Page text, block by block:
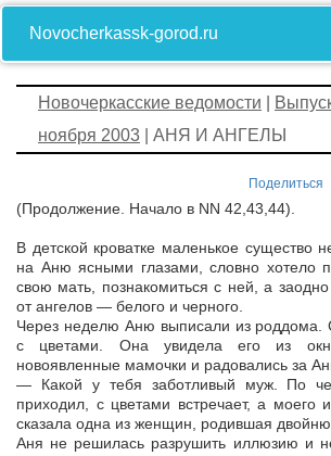
Novocherkassk-gorod.ru
Новочеркасские ведомости
ноября 2003 | АНЯ И АНГЕЛЫ
Поделиться
(Продолжение. Начало в NN 42,43,44).
В детской кроватке маленькое существо
на Аню ясными глазами, словно хотело
свою мать, познакомиться с ней, а
от ангелов — белого и черного.
Через неделю Аню выписали из роддома.
с цветами. Она увидела его из
новоявленные мамочки и радовались за
— Какой у тебя заботливый муж. По
приходил, с цветами встречает, а
сказала одна из женщин, родившая
Аня не решилась разрушить иллюзию и